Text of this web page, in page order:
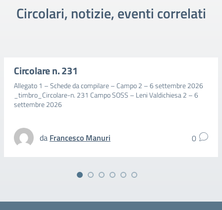
Circolari, notizie, eventi correlati
Circolare n. 231
Allegato 1 – Schede da compilare – Campo 2 – 6 settembre 2026
_timbro_Circolare-n. 231 Campo SOSS – Leni Valdichiesa 2 – 6
settembre 2026
da Francesco Manuri 0